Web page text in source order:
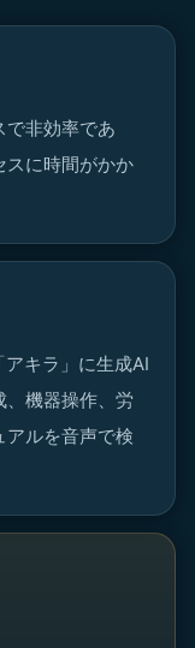
で非効率であ
スに時間がかか
キラ」に生成AI
機器操作、労
ルを音声で検